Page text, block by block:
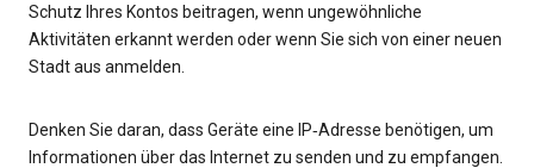
Schutz Ihres Kontos beitragen, wenn ungewöhnliche
Aktivitäten erkannt werden oder wenn Sie sich von einer neuen
Stadt aus anmelden.
Denken Sie daran, dass Geräte eine IP‑Adresse benötigen, um
Informationen über das Internet zu senden und zu empfangen.